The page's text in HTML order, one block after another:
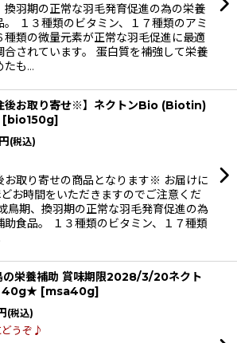
換羽期の正常な羽毛発育促進の為の栄養
。 １３種類のビタミン、１７種類のアミ
種類の微量元素が正常な羽毛促進に最適
合されています。 蛋白質を補強して栄養
たも…
後お取り寄せ※】ネクトンBio (Biotin)
[bio150g]
円 (税込)
取り寄せの商品となります※ お届けに
お時間をいただきますのでご注意くだ
鳥期、換羽期の正常な羽毛発育促進の為
助食品。 １３種類のビタミン、１７種類
の栄養補助 賞味期限2028/3/20ネクト
40g★ [msa40g]
(税込)
どうぞ♪